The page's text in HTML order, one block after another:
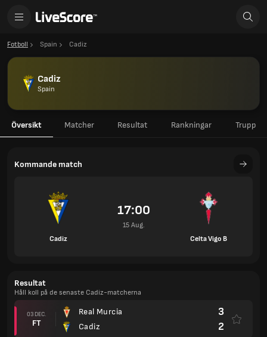
Fotboll Spain Cadiz
Cadiz
Spain
Översikt Matcher Resultat Rankningar Trupp
Kommande match
Cadiz
17:00
15 Aug.
Celta Vigo B
Resultat
Håll koll på de senaste Cadiz-matcherna
03 DEC.
FT
Real Murcia
Cadiz
3
2